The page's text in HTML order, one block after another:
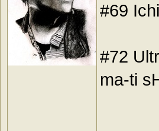
#69
#72
ma-ti